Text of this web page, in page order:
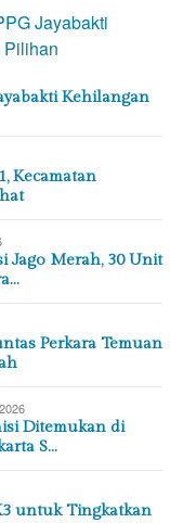
Kehilangan
Kecamatan
Jago Merah, 30 Unit
Perkara Temuan
Ditemukan di
S…
untuk Tingkatkan